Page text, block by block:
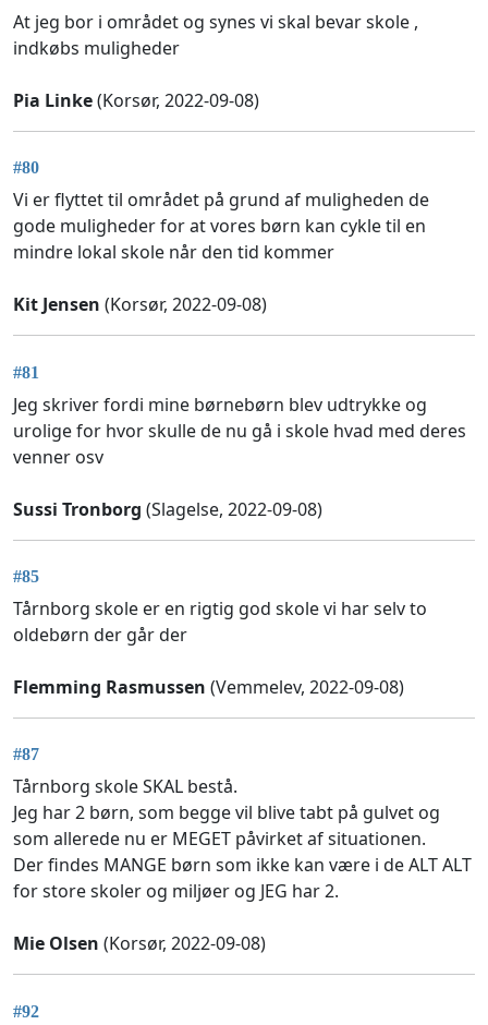
At jeg bor i området og synes vi skal bevar skole ,
indkøbs muligheder
Pia Linke(Korsør, 2022-09-08)
#80
Vi er flyttet til området på grund af muligheden de
gode muligheder for at vores børn kan cykle til en
mindre lokal skole når den tid kommer
Kit Jensen (Korsør, 2022-09-08)
#81
Jeg skriver fordi mine børnebørn blev udtrykke og
urolige for hvor skulle de nu gå i skole hvad med deres
venner osv
Sussi Tronborg (Slagelse, 2022-09-08)
#85
Tårnborg skole er en rigtig god skole vi har selv to
oldebørn der går der
Flemming Rasmussen (Vemmelev, 2022-09-08)
#87
Tårnborg skole SKAL bestå.
Jeg har 2 børn, som begge vil blive tabt på gulvet og
som allerede nu er MEGET påvirket af situationen.
Der findes MANGE børn som ikke kan være i de ALT ALT
for store skoler og miljøer og JEG har 2.
Mie Olsen (Korsør, 2022-09-08)
#92